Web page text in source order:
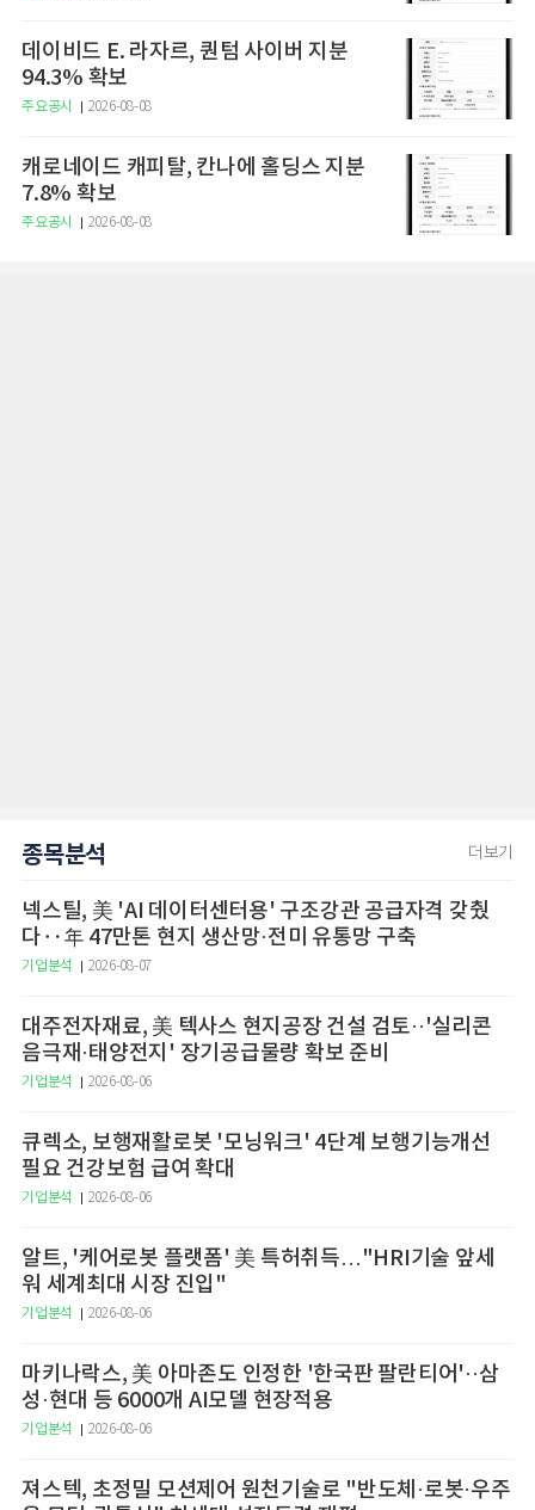
데이비드 E. 라자르, 퀀텀 사이버 지분
94.3% 확보
주요공시 2026-08-08
캐로네이드 캐피탈, 칸나에 홀딩스 지분
7.8% 확보
주요공시 2026-08-08
종목분석 더보기
넥스틸, 美 'AI 데이터센터용' 구조강관 공급자격 갖췄
다‥年 47만톤 현지 생산망·전미 유통망 구축
기업분석 2026-08-07
대주전자재료, 美 텍사스 현지공장 건설 검토··'실리콘
음극재·태양전지' 장기공급물량 확보 준비
기업분석 2026-08-06
큐렉소, 보행재활로봇 '모닝워크' 4단계 보행기능개선
필요 건강보험 급여 확대
기업분석 2026-08-06
알트, '케어로봇 플랫폼' 美 특허취득…"HRI기술 앞세
워 세계최대 시장 진입"
기업분석 2026-08-06
마키나락스, 美 아마존도 인정한 '한국판 팔란티어'··삼
성·현대 등 6000개 AI모델 현장적용
기업분석 2026-08-06
져스텍, 초정밀 모션제어 원천기술로 "반도체·로봇·우주